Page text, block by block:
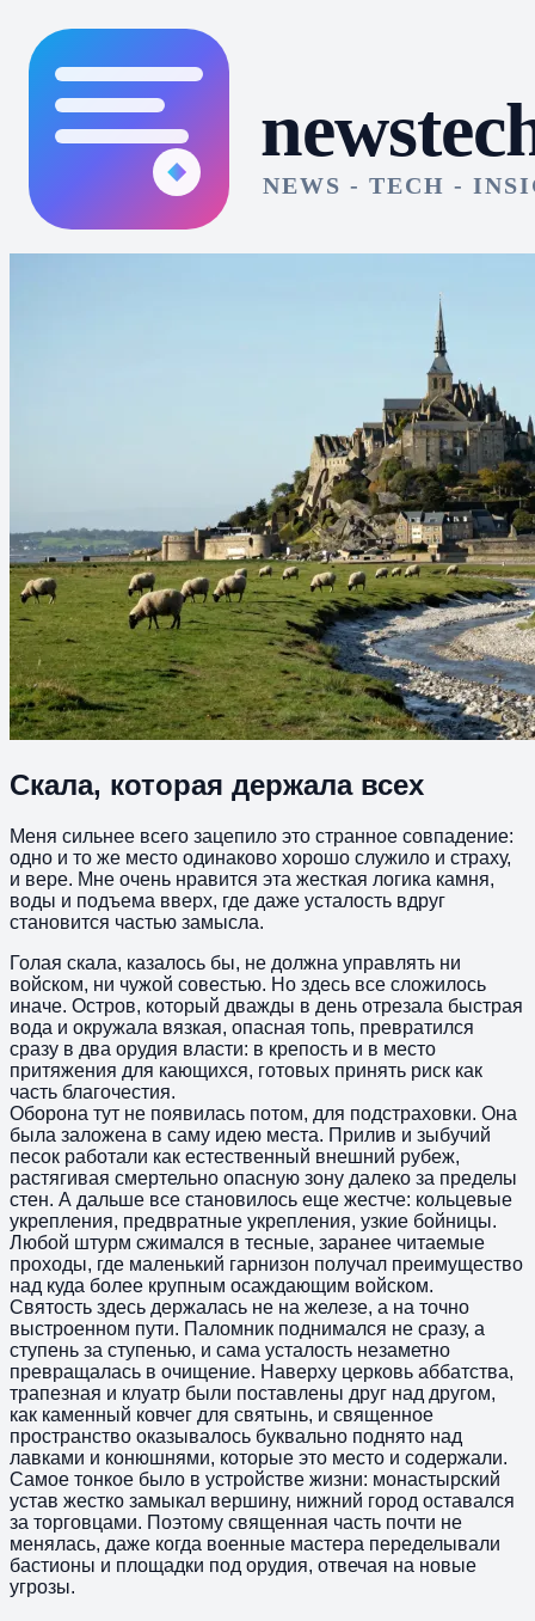
Скала, которая держала всех
Меня сильнее всего зацепило это странное совпадение:
одно и то же место одинаково хорошо служило и страху,
и вере. Мне очень нравится эта жесткая логика камня,
воды и подъема вверх, где даже усталость вдруг
становится частью замысла.
Голая скала, казалось бы, не должна управлять ни
войском, ни чужой совестью. Но здесь все сложилось
иначе. Остров, который дважды в день отрезала быстрая
вода и окружала вязкая, опасная топь, превратился
сразу в два орудия власти: в крепость и в место
притяжения для кающихся, готовых принять риск как
часть благочестия.
Оборона тут не появилась потом, для подстраховки. Она
была заложена в саму идею места. Прилив и зыбучий
песок работали как естественный внешний рубеж,
растягивая смертельно опасную зону далеко за пределы
стен. А дальше все становилось еще жестче: кольцевые
укрепления, предвратные укрепления, узкие бойницы.
Любой штурм сжимался в тесные, заранее читаемые
проходы, где маленький гарнизон получал преимущество
над куда более крупным осаждающим войском.
Святость здесь держалась не на железе, а на точно
выстроенном пути. Паломник поднимался не сразу, а
ступень за ступенью, и сама усталость незаметно
превращалась в очищение. Наверху церковь аббатства,
трапезная и клуатр были поставлены друг над другом,
как каменный ковчег для святынь, и священное
пространство оказывалось буквально поднято над
лавками и конюшнями, которые это место и содержали.
Самое тонкое было в устройстве жизни: монастырский
устав жестко замыкал вершину, нижний город оставался
за торговцами. Поэтому священная часть почти не
менялась, даже когда военные мастера переделывали
бастионы и площадки под орудия, отвечая на новые
угрозы.